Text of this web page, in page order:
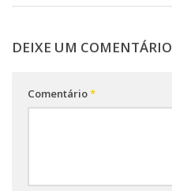
DEIXE UM COMENTÁRIO
Comentário*